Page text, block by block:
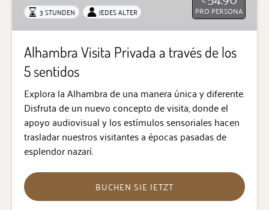
los
sentidos
PRO PERSONA
3 STUNDEN JEDES ALTER
Alhambra Visita Privada a través de los
5 sentidos
Explora la Alhambra de una manera única y diferente.
Disfruta de un nuevo concepto de visita, donde el
apoyo audiovisual y los estímulos sensoriales hacen
trasladar nuestros visitantes a épocas pasadas de
esplendor nazarí.
BUCHEN SIE JETZT